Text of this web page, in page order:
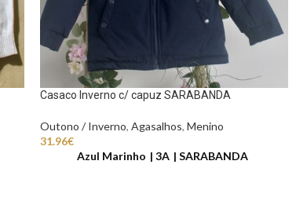
Casaco Inverno c/ capuz SARABANDA
Outono / Inverno, Agasalhos, Menino
31.96€
Azul Marinho
3A SARABANDA